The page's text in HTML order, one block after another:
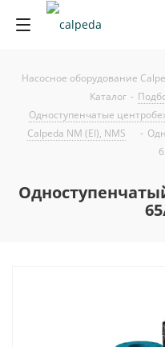
Насосное оборудование
Каталог -
Одноступенчатые
Calpeda NM (EI), NMS
-